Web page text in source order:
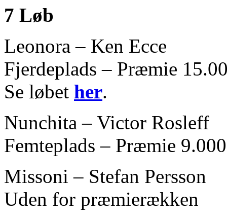
7 Løb
Leonora – Ken Ecce
Fjerdeplads – Præmie
Se løbet her.
Nunchita – Victor Rosleff
Femteplads – Præmie
Missoni – Stefan Persson
Uden for præmierækken